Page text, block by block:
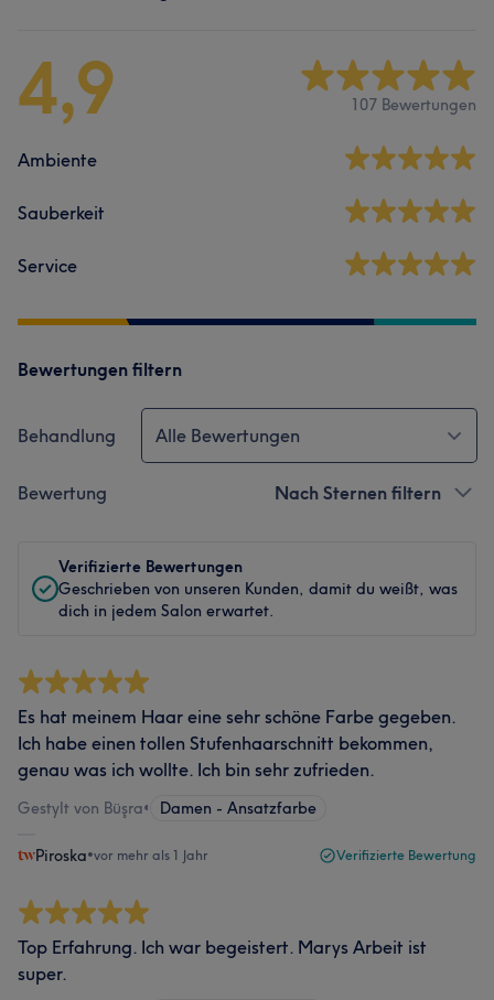
4,9 107 Bewertungen
Ambiente
Sauberkeit
Service
Bewertungen filtern
Behandlung Alle Bewertungen
Bewertung Nach Sternen filtern
Verifizierte Bewertungen
Geschrieben von unseren Kunden, damit du weißt, was
dich in jedem Salon erwartet.
Es hat meinem Haar eine sehr schöne Farbe gegeben.
Ich habe einen tollen Stufenhaarschnitt bekommen,
genau was ich wollte. Ich bin sehr zufrieden.
Gestylt von Büşra• Damen - Ansatzfarbe
Piroska•vor mehr als 1 Jahr Verifizierte Bewertung
Top Erfahrung. Ich war begeistert. Marys Arbeit ist
super.